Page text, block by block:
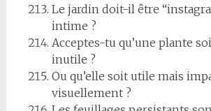
Le jardin doit-il être
intime ?
Acceptes-tu qu’une plante
inutile ?
Ou qu’elle soit utile mais
visuellement ?